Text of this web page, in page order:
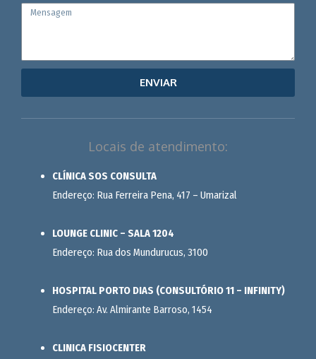
ENVIAR
Locais de atendimento:
CLÍNICA SOS CONSULTA
Endereço: Rua Ferreira Pena, 417 – Umarizal
LOUNGE CLINIC – SALA 1204
Endereço: Rua dos Mundurucus, 3100
HOSPITAL PORTO DIAS (CONSULTÓRIO 11 – INFINITY)
Endereço: Av. Almirante Barroso, 1454
CLINICA FISIOCENTER